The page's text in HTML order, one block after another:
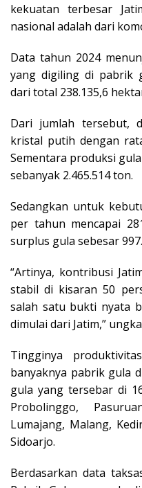
kekuatan terbesar
nasional adalah dari
Data tahun 2024
yang digiling di pabrik
dari total 238.135,6
Dari jumlah tersebut,
kristal putih dengan
Sementara produksi
sebanyak 2.465.514 ton.
Sedangkan untuk
per tahun mencapai
surplus gula sebesar
“Artinya, kontribusi
stabil di kisaran 50
salah satu bukti nyata
dimulai dari Jatim,”
Tingginya
banyaknya pabrik gula
gula yang tersebar di
Probolinggo,
Lumajang, Malang,
Sidoarjo.
Berdasarkan data